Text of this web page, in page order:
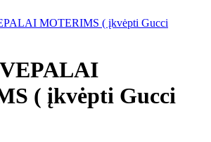
( įkvėpti Gucci